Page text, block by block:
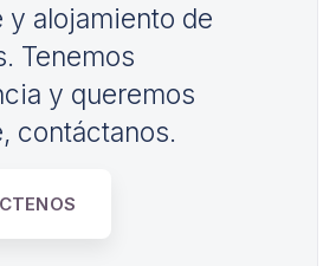
y alojamiento de
Tenemos
y queremos
contáctanos.